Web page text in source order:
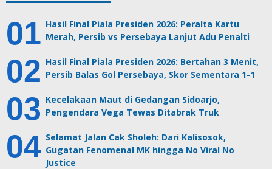
Hasil Final Piala Presiden 2026: Peralta Kartu
Merah, Persib vs Persebaya Lanjut Adu Penalti
Hasil Final Piala Presiden 2026: Bertahan 3 Menit,
Persib Balas Gol Persebaya, Skor Sementara 1-1
Kecelakaan Maut di Gedangan Sidoarjo,
Pengendara Vega Tewas Ditabrak Truk
Selamat Jalan Cak Sholeh: Dari Kalisosok,
Gugatan Fenomenal MK hingga No Viral No
Justice